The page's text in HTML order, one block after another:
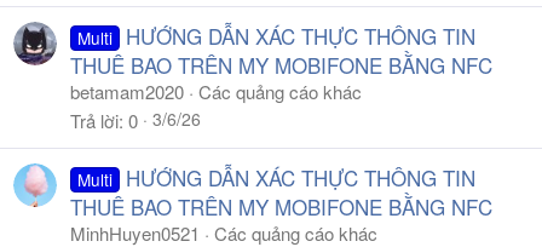
Multi
HƯỚNG DẪN XÁC THỰC THÔNG TIN
THUÊ BAO TRÊN MY MOBIFONE BẰNG NFC
betamam2020 Các quảng cáo khác
Trả lời 0 3/6/26
Multi
HƯỚNG DẪN XÁC THỰC THÔNG TIN
THUÊ BAO TRÊN MY MOBIFONE BẰNG NFC
MinhHuyen0521
Các quảng cáo khác